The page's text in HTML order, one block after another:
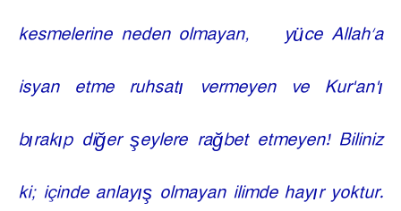
kesmelerine neden olmayan,
yüce Allah’a
isyan etme ruhsatı vermeyen ve Kur'an'ı
bırakıp diğer şeylere rağbet etmeyen! Biliniz
ki; içinde anlayış olmayan ilimde hayır yoktur.